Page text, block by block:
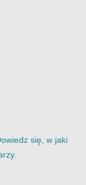
się, w jaki